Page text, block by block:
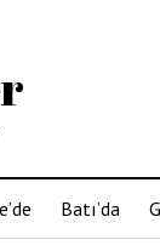
Batı’da